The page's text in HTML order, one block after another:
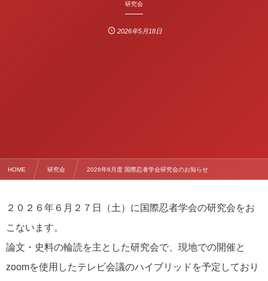
研究会
2026年5月18日
HOME 研究会 2026年6月度 国際忍者学会研究会のお知らせ
２０２６年６月２７日（土）に国際忍者学会の研究会をお
こないます。
論文・史料の輪読を主とした研究会で、現地での開催と
zoomを使用したテレビ会議のハイブリッドを予定しており